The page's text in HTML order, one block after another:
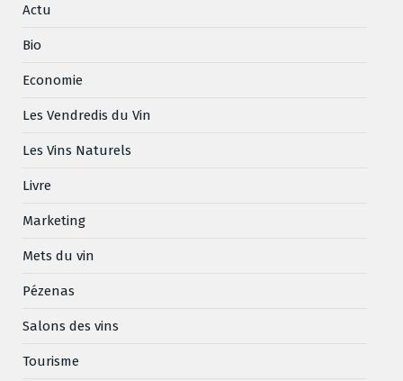
Actu
Bio
Economie
Les Vendredis du Vin
Les Vins Naturels
Livre
Marketing
Mets du vin
Pézenas
Salons des vins
Tourisme